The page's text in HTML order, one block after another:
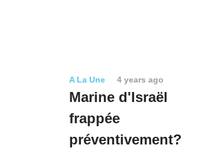
A La Une 4 years ago
Marine d'Israël
frappée
préventivement?